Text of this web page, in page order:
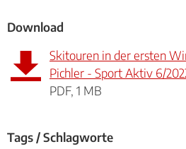
Download
Skitouren in der ersten
Pichler - Sport Aktiv 6/
PDF, 1 MB
Tags / Schlagworte